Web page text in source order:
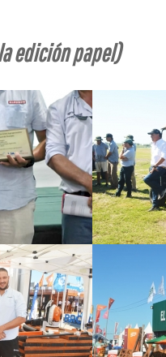
edición papel)